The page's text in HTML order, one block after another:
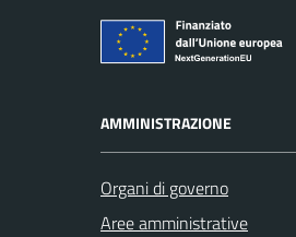
AMMINISTRAZIONE
Organi di governo
Aree amministrative